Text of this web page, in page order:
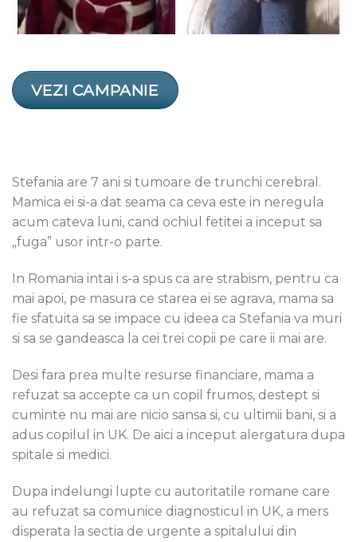
VEZI CAMPANIE
Stefania are 7 ani si tumoare de trunchi cerebral.
Mamica ei si-a dat seama ca ceva este in neregula
acum cateva luni, cand ochiul fetitei a inceput sa
„fuga” usor intr-o parte.
In Romania intai i s-a spus ca are strabism, pentru ca
mai apoi, pe masura ce starea ei se agrava, mama sa
fie sfatuita sa se impace cu ideea ca Stefania va muri
si sa se gandeasca la cei trei copii pe care ii mai are.
Desi fara prea multe resurse financiare, mama a
refuzat sa accepte ca un copil frumos, destept si
cuminte nu mai are nicio sansa si, cu ultimii bani, si a
adus copilul in UK. De aici a inceput alergatura dupa
spitale si medici.
Dupa indelungi lupte cu autoritatile romane care
au refuzat sa comunice diagnosticul in UK, a mers
disperata la sectia de urgente a spitalului din